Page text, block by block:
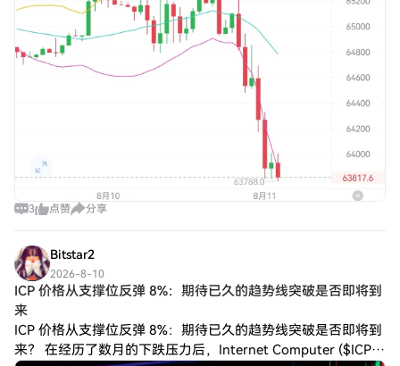
3 点赞 分享
Bitstar2
2026-8-10
ICP 价格从支撑位反弹 8%：期待已久的趋势线突破是否即将到
来
ICP 价格从支撑位反弹 8%：期待已久的趋势线突破是否即将到
来？ 在经历了数月的下跌压力后，Internet Computer ($ICP)